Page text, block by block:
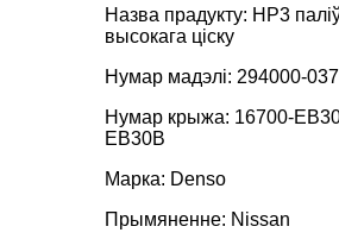
Назва прадукту: HP3
высокага ціску
Нумар мадэлі: 294000-
Нумар крыжа: 16700-
EB30B
Марка: Denso
Прымяненне: Nissan